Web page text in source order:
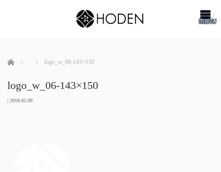
ホーム logo_w_06-143×150
logo_w_06-143×150
| 2018.05.09